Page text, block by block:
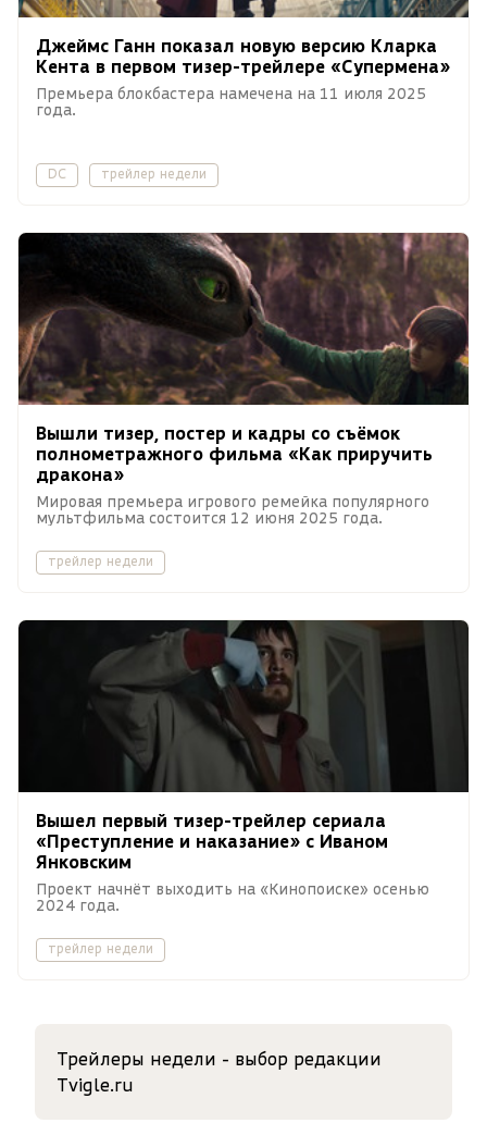
Джеймс Ганн показал новую версию Кларка
Кента в первом тизер-трейлере «Супермена»
Премьера блокбастера намечена на 11 июля 2025
года.
DC трейлер недели
Вышли тизер, постер и кадры со съёмок
полнометражного фильма «Как приручить
дракона»
Мировая премьера игрового ремейка популярного
мультфильма состоится 12 июня 2025 года.
трейлер недели
Вышел первый тизер-трейлер сериала
«Преступление и наказание» с Иваном
Янковским
Проект начнёт выходить на «Кинопоиске» осенью
2024 года.
трейлер недели
Трейлеры недели - выбор редакции
Tvigle.ru